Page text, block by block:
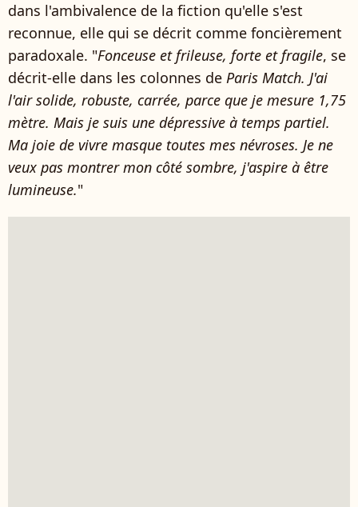
dans l'ambivalence de la fiction qu'elle s'est
reconnue, elle qui se décrit comme foncièrement
paradoxale. "Fonceuse et frileuse, forte et fragile, se
décrit-elle dans les colonnes de Paris Match. J'ai
l'air solide, robuste, carrée, parce que je mesure 1,75
mètre. Mais je suis une dépressive à temps partiel.
Ma joie de vivre masque toutes mes névroses. Je ne
veux pas montrer mon côté sombre, j'aspire à être
lumineuse."